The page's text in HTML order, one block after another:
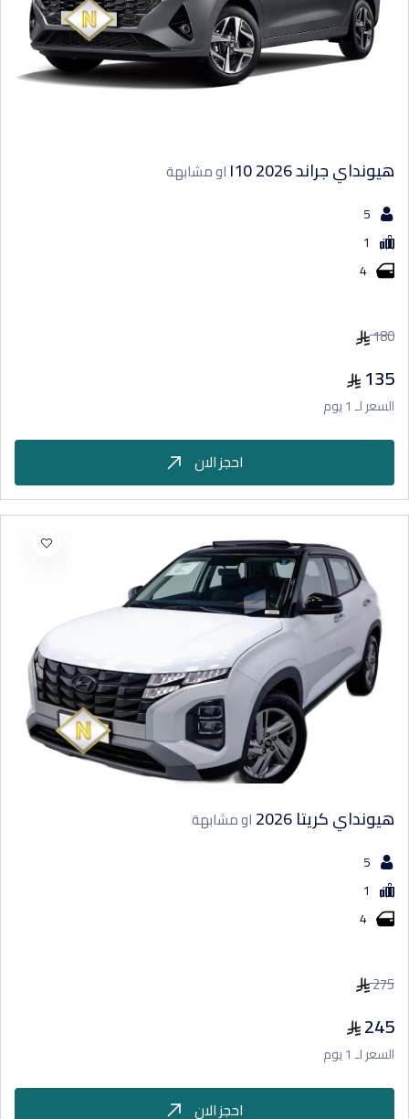
هيونداي جراند I10 2026 او مشابهة
5
1
4
180
135
السعر لـ 1 يوم
احجز الان
هيونداي كريتا 2026 او مشابهة
5
1
4
275
245
السعر لـ 1 يوم
احجز الان